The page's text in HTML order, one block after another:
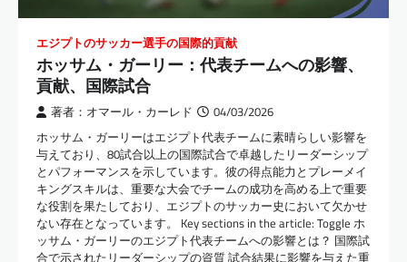
エジプトのサッカー選手の国際的貢献
ホッサム・ガーリー：代表チームへの影響、
貢献、国際試合
著者：オマール・カーレド 04/03/2026
ホッサム・ガーリーはエジプト代表チームに素晴らしい影響を
与えており、80試合以上の国際試合で卓越したリーダーシップ
とパフォーマンスを示しています。彼の得点能力とプレーメイ
キングスキルは、重要な大会でチームの成功を高める上で重要
な役割を果たしており、エジプトのサッカー史において欠かせ
ない存在となっています。 Key sections in the article: Toggle ホ
ッサム・ガーリーのエジプト代表チームへの影響とは？ 国際試
合で示されたリーダーシップの資質 試合結果に影響を与えた重